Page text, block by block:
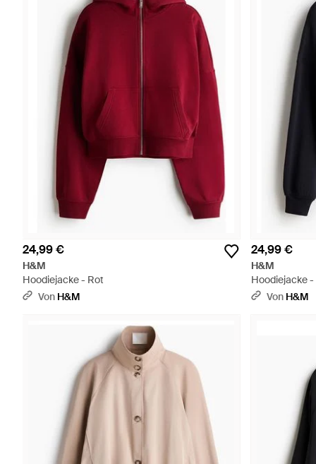
24,99 €
H&M
Hoodiejacke - Rot
Von H&M
24,99 €
H&M
Hoodiejacke -
Von H&M